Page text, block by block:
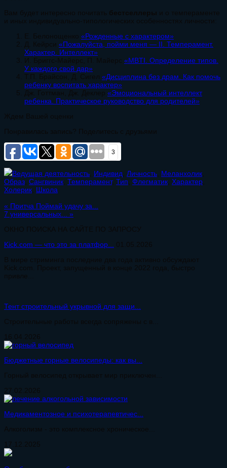
Вам будет интересно почитать
бестселлеры и о темпераменте
и иных индивидуально-типологических особенностях личности:
Е. Белонощенко «Рожденные с характером»
Д. Кейрси «Пожалуйста, пойми меня — II. Темперамент.
Характер. Интеллект»
И. Бриггс-Майерс, П. Майерс «MBTI. Определение типов.
У каждого свой дар»
Т.П. Брайсон, Д. Сигел «Дисциплина без драм. Как помочь
ребенку воспитать характер»
Дж. Готтман, Дж. Деклер «Эмоциональный интеллект
ребенка. Практическое руководство для родителей»
Ждем Вашей оценки
Понравилась запись? Поделитесь с друзьями
3
Ведущая деятельность Индивид Личность Меланхолик
Образ Сангвиник Темперамент, Тип Флегматик Характер
Холерик Школа
« Притча Поймай удачу за...
7 универсальных... »
ОКНО ПОИСКА НА САЙТЕ ПО ЗАПРОСУ
Kick.com — что это за платфор... 01.05.2026
В мире стриминга последние два года активно обсуждают
Kick.com. Проект, запущенный в конце 2022 года, быстро
привле...
Тент строительный укрывной для защи...
Строительные работы всегда сопряжены с в...
16.04.2026
Бюджетные горные велосипеды: как вы...
Горный велосипед открывает мир приключен...
27.02.2026
Медикаментозное и психотерапевтичес...
Алкоголизм - это комплексное хроническое...
17.12.2025